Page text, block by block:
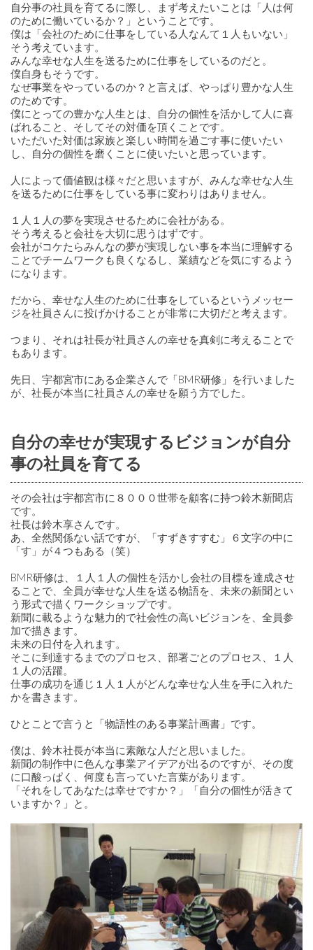
自分事の社員を育てるに際し、まず考えたいことは「人は何
のために働いているか？」ということです。
僕は「会社のために仕事をしている人なんて１人もいない」
そう考えています。
みんな幸せな人生を送るために仕事をしているのだと。
僕自身もそうです。
なぜ事業をやっているのか？と言えば、やっぱり豊かな人生
のためです。
僕にとっての豊かな人生とは、自分の個性を活かして人に喜
ばれること、そしてその対価を頂くことです。
いただいた対価は家族と楽しい時間を過ごす事に使いたい
し、自分の個性を磨くことに使いたいと思っています。
人によって価値観は様々だと思いますが、みんな幸せな人生
を送るために仕事をしている事に変わりはありません。
１人１人の夢を実現させるために会社がある。
そう考えると会社を大切に思うはずです。
会社がコケたらみんなの夢が実現しない事を本当に理解する
ことでチームワークも良くなるし、業績などを気にするよう
になります。
だから、幸せな人生のために仕事をしているというメッセー
ジを社員さんに投げかけることが非常に大切だと考えます。
つまり、それは社長が社員さんの幸せを真剣に考えることで
もあります。
先日、宇都宮市にある企業さんで「BMR研修」を行いました
が、社長が本当に社員さんの幸せを願う方でした。
自分の幸せが実現するビジョンが自分
事の社員を育てる
その会社は宇都宮市に８０００世帯を顧客に持つ鈴木新聞店
です。
社長は鈴木享さんです。
あ、全然関係ない話ですが、「すずきすすむ」６文字の中に
「す」が４つもある（笑）
BMR研修は、１人１人の個性を活かし会社の目標を達成させ
ることで、全員が幸せな人生を送る物語を、未来の新聞とい
う形式で描くワークショップです。
新聞に載るような魅力的で社会性の高いビジョンを、全員参
加で描きます。
未来の日付を入れます。
そこに到達するまでのプロセス、部署ごとのプロセス、１人
１人の活躍。
仕事の成功を通じ１人１人がどんな幸せな人生を手に入れた
かを書きます。
ひとことで言うと「物語性のある事業計画書」です。
僕は、鈴木社長が本当に素敵な人だと思いました。
新聞の制作中に色んな事業アイデアが出るのですが、その度
に口酸っぱく、何度も言っていた言葉があります。
「それをしてあなたは幸せですか？」「自分の個性が活きて
いますか？」と。